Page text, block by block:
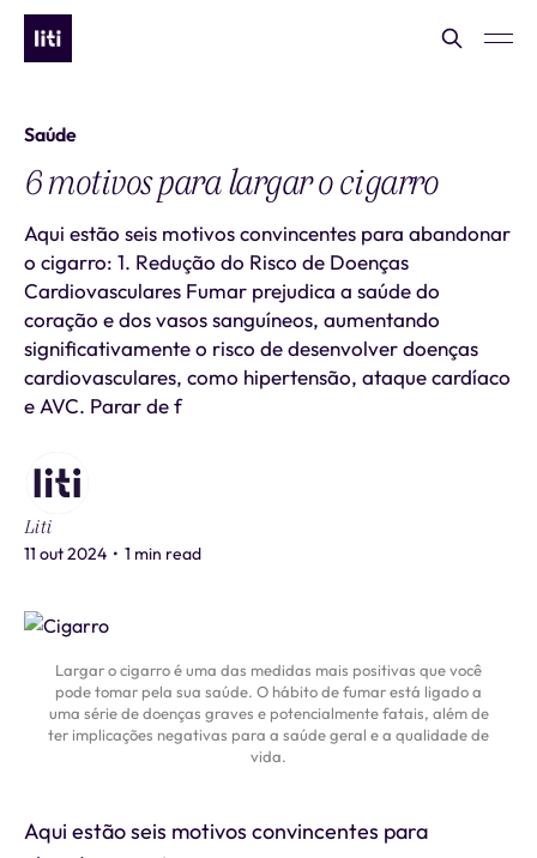
Saúde
6 motivos para largar o cigarro
Aqui estão seis motivos convincentes para abandonar
o cigarro: 1. Redução do Risco de Doenças
Cardiovasculares Fumar prejudica a saúde do
coração e dos vasos sanguíneos, aumentando
significativamente o risco de desenvolver doenças
cardiovasculares, como hipertensão, ataque cardíaco
e AVC. Parar de f
Liti
11 out 2024 • 1 min read
Largar o cigarro é uma das medidas mais positivas que você
pode tomar pela sua saúde. O hábito de fumar está ligado a
uma série de doenças graves e potencialmente fatais, além de
ter implicações negativas para a saúde geral e a qualidade de
vida.
Aqui estão seis motivos convincentes para